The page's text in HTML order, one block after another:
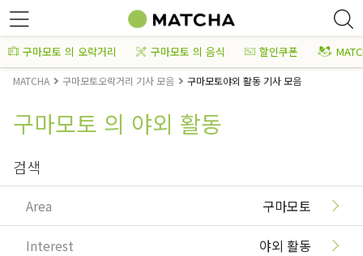
구마모토 의 오락거리 구마모토 의 음식 할인쿠폰
MATCHA 구마모토오락거리 기사 모음 구마모토야외 활동 기사 모음
구마모토 의 야외 활동
검색
Area 구마모토
Interest 야외 활동